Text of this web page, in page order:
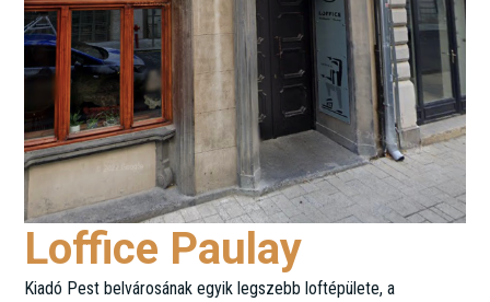
Loffice Paulay
Kiadó Pest belvárosának egyik legszebb loftépülete, a